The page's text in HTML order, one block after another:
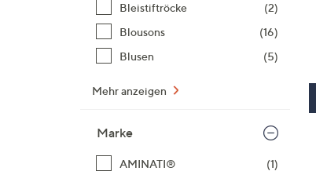
Bleistiftröcke
(2)
Blousons
(16)
Blusen
(5)
Mehr anzeigen
Marke
AMINATI®
(1)